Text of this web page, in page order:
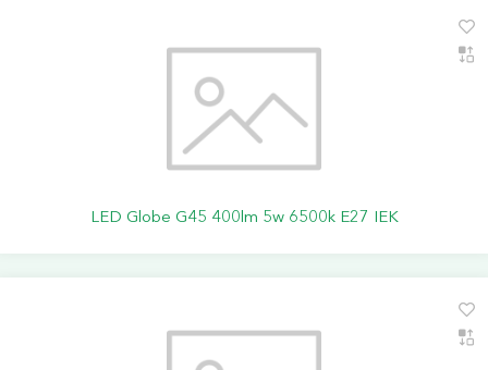
LED Globe G45 400lm 5w 6500k E27 IEK